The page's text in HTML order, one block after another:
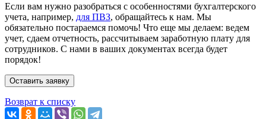
Если вам нужно разобраться с особенностями бухгалтерского
учета, например, для ПВЗ, обращайтесь к нам. Мы
обязательно постараемся помочь! Что еще мы делаем: ведем
учет, сдаем отчетность, рассчитываем заработную плату для
сотрудников. С нами в ваших документах всегда будет
порядок!
Оставить заявку
Возврат к списку